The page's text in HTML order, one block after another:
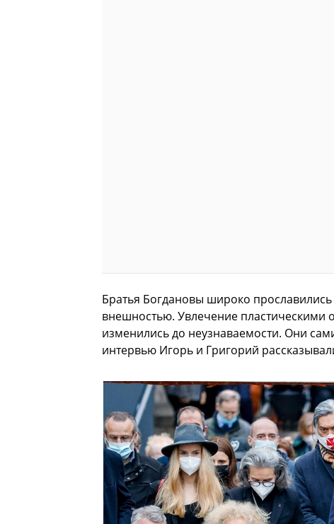
Братья Богдановы широко
внешностью. Увлечение пластическими
изменились до неузнаваемости. Они
интервью Игорь и Григорий